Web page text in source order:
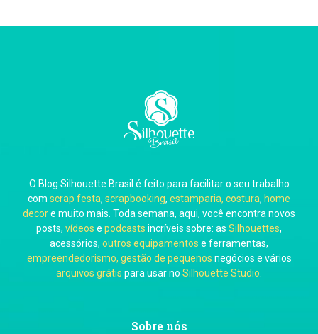
O Blog Silhouette Brasil é feito para facilitar o seu trabalho
com scrap festa, scrapbooking, estamparia, costura, home
decore muito mais. Toda semana, aqui, você encontra novos
posts, vídeos e podcasts incríveis sobre: as Silhouettes,
acessórios, outros equipamentos e ferramentas,
empreendedorismo, gestão de pequenos negócios e vários
arquivos grátis para usar no Silhouette Studio
Sobre nós